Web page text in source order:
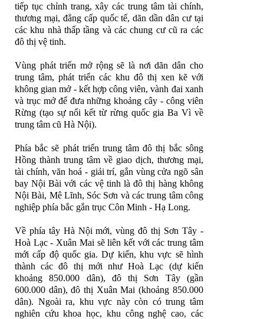
tiếp tục chỉnh trang, xây các trung tâm tài chính,
thương mại, đẳng cấp quốc tế, dãn dần dân cư tại
các khu nhà thấp tầng và các chung cư cũ ra các
đô thị vệ tinh.
Vùng phát triển mở rộng sẽ là nơi dãn dân cho
trung tâm, phát triển các khu đô thị xen kẽ với
không gian mở - kết hợp công viên, vành đai xanh
và trục mở để đưa những khoảng cây - công viên
Rừng (tạo sự nối kết từ rừng quốc gia Ba Vì về
trung tâm cũ Hà Nội).
Phía bắc sẽ phát triển trung tâm đô thị bắc sông
Hồng thành trung tâm về giao dịch, thương mại,
tài chính, văn hoá - giải trí, gắn vùng cửa ngõ sân
bay Nội Bài với các vệ tinh là đô thị hàng không
Nội Bài, Mê Lĩnh, Sóc Sơn và các trung tâm công
nghiệp phía bắc gắn trục Côn Minh - Hạ Long.
Về phía tây Hà Nội mới, vùng đô thị Sơn Tây -
Hoà Lạc - Xuân Mai sẽ liên kết với các trung tâm
mới cấp độ quốc gia. Dự kiến, khu vực sẽ hình
thành các đô thị mới như Hoà Lạc (dự kiến
khoảng 850.000 dân), đô thị Sơn Tây (gần
600.000 dân), đô thị Xuân Mai (khoảng 850.000
dân). Ngoài ra, khu vực này còn có trung tâm
nghiên cứu khoa học, khu công nghệ cao, các